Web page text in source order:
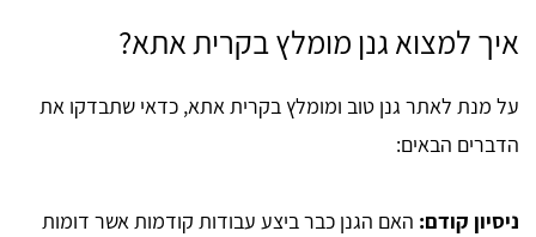
איך למצוא גנן מומלץ בקרית אתא?
על מנת לאתר גנן טוב ומומלץ בקרית אתא, כדאי שתבדקו את
הדברים הבאים:
ניסיון קודם: האם הגנן כבר ביצע עבודות קודמות אשר דומות